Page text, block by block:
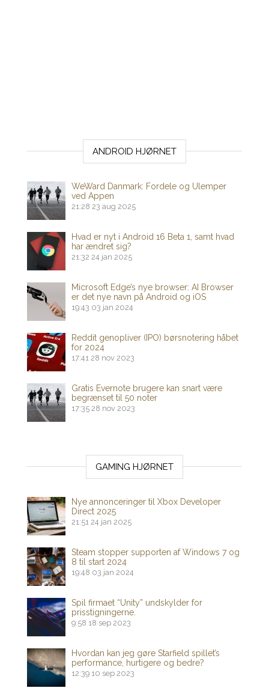
ANDROID HJØRNET
WeWard Danmark: Fordele og Ulemper
ved Appen
21:28 23 aug 2025
Hvad er nyt i Android 16 Beta 1, samt hvad
har ændret sig?
21:32 24 jan 2025
Microsoft Edge’s nye browser: AI Browser
er det nye navn på Android og iOS
19:43 03 jan 2024
Reddit genopliver (IPO) børsnotering håbet
for 2024
17:41 28 nov 2023
Gratis Evernote brugere kan snart være
begrænset til 50 noter
17:35 28 nov 2023
GAMING HJØRNET
Nye annonceringer til Xbox Developer
Direct 2025
21:51 24 jan 2025
Steam stopper supporten af ​​Windows 7 og
8 til start 2024
19:48 03 jan 2024
Spil firmaet “Unity” undskylder for
prisstigningerne.
9:58 18 sep 2023
Hvordan kan jeg gøre Starfield spillet’s
performance, hurtigere og bedre?
12:39 10 sep 2023